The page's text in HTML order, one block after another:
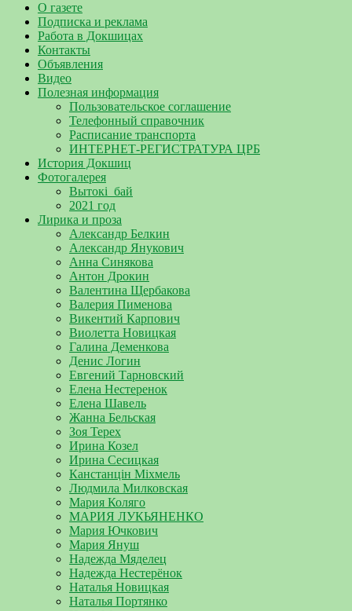
О газете
Подписка и реклама
Работа в Докшицах
Контакты
Объявления
Видео
Полезная информация
Пользовательское соглашение
Телефонный справочник
Расписание транспорта
ИНТЕРНЕТ-РЕГИСТРАТУРА ЦРБ
История Докшиц
Фотогалерея
Вытокі_бай
2021 год
Лирика и проза
Александр Белкин
Александр Янукович
Анна Синякова
Антон Дрокин
Валентина Щербакова
Валерия Пименова
Викентий Карпович
Виолетта Новицкая
Галина Деменкова
Денис Логин
Евгений Тарновский
Елена Нестеренок
Елена Шавель
Жанна Бельская
Зоя Терех
Ирина Козел
Ирина Сесицкая
Канстанцін Міхмель
Людмила Милковская
Мария Коляго
МАРИЯ ЛУКЬЯНЕНКО
Мария Ючкович
Мария Януш
Надежда Мяделец
Надежда Нестерёнок
Наталья Новицкая
Наталья Портянко